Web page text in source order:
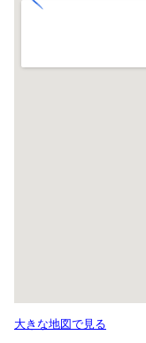
大きな地図で見る